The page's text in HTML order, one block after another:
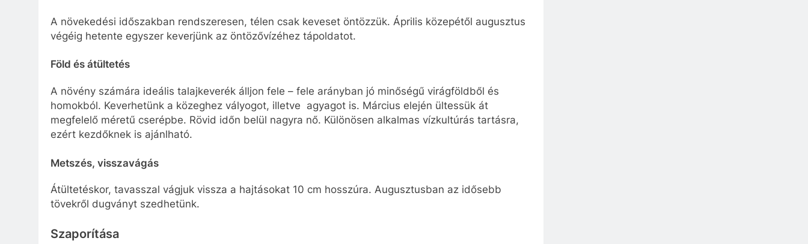
A növekedési időszakban rendszeresen, télen csak keveset öntözzük. Április közepétől augusztus
végéig hetente egyszer keverjünk az öntözővízéhez tápoldatot.
Föld és átültetés
A növény számára ideális talajkeverék álljon fele – fele arányban jó minőségű virágföldből és
homokból. Keverhetünk a közeghez vályogot, illetve agyagot is. Március elején ültessük át
megfelelő méretű cserépbe. Rövid időn belül nagyra nő. Különösen alkalmas vízkultúrás tartásra,
ezért kezdőknek is ajánlható.
Metszés, visszavágás
Átültetéskor, tavasszal vágjuk vissza a hajtásokat 10 cm hosszúra. Augusztusban az idősebb
tövekről dugványt szedhetünk.
Szaporítása